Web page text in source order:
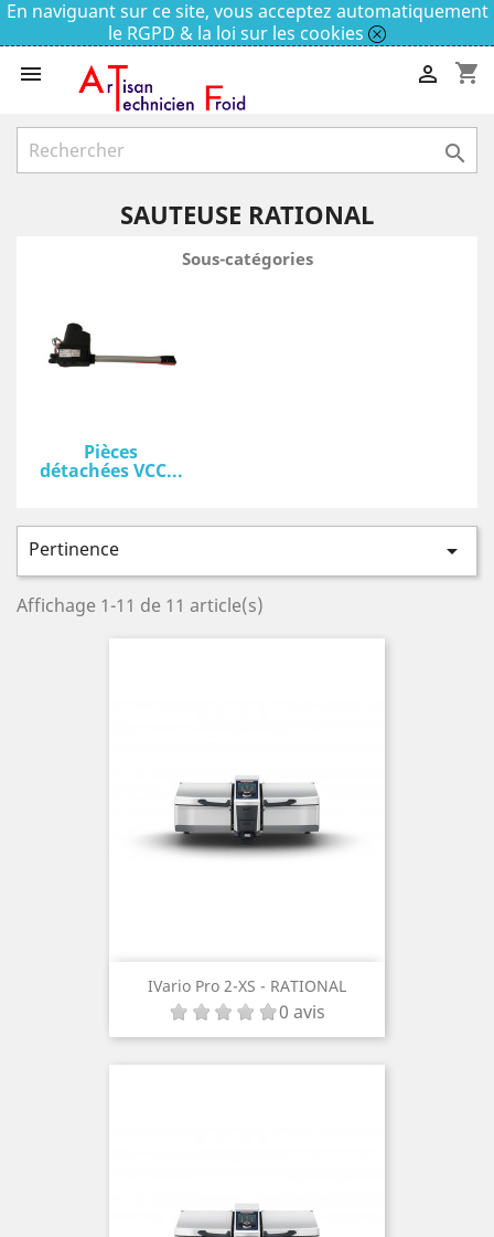
En naviguant sur ce site, vous acceptez automatiquement
le RGPD & la loi sur les cookies
 shopping_cart


SAUTEUSE RATIONAL
Sous-catégories
Pièces
détachées VCC...
Pertinence 
Affichage 1-11 de 11 article(s)
IVario Pro 2-XS - RATIONAL
0 avis